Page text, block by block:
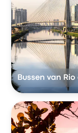
Bussen van